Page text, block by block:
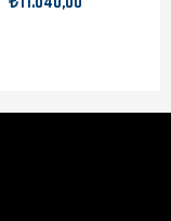
TPI 2018–2025, KTM
2019–2025 ile uyumludur